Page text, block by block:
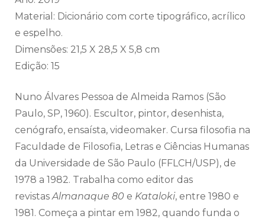
Material: Dicionário com corte tipográfico, acrílico
e espelho.
Dimensões: 21,5 X 28,5 X 5,8 cm
Edição: 15
Nuno Álvares Pessoa de Almeida Ramos (São
Paulo, SP, 1960). Escultor, pintor, desenhista,
cenógrafo, ensaísta, videomaker. Cursa filosofia na
Faculdade de Filosofia, Letras e Ciências Humanas
da Universidade de São Paulo (FFLCH/USP), de
1978 a 1982. Trabalha como editor das
revistas Almanaque 80 e Kataloki, entre 1980 e
1981. Começa a pintar em 1982, quando funda o